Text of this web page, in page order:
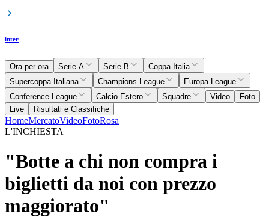
inter
Ora per ora Serie A Serie B
Coppa Italia
Supercoppa Italiana
Champions League
Europa League
Conference League
Calcio Estero Squadre Video
Foto
Live
Risultati e Classifiche
HomeMercatoVideoFotoRosa
L'INCHIESTA
"Botte a chi non compra i
biglietti da noi con prezzo
maggiorato"